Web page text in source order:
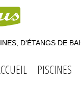
D'ÉTANGS DE
PISCINES